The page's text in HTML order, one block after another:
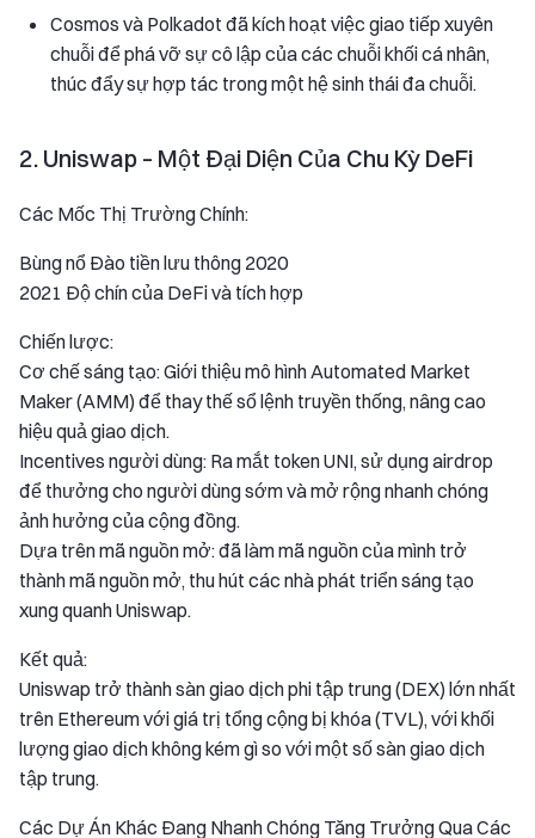
Cosmos và Polkadot đã kích hoạt việc giao tiếp xuyên
chuỗi để phá vỡ sự cô lập của các chuỗi khối cá nhân,
thúc đẩy sự hợp tác trong một hệ sinh thái đa chuỗi.
2. Uniswap – Một Đại Diện Của Chu Kỳ DeFi
Các Mốc Thị Trường Chính:
Bùng nổ Đào tiền lưu thông 2020
2021 Độ chín của DeFi và tích hợp
Chiến lược:
Cơ chế sáng tạo: Giới thiệu mô hình Automated Market
Maker (AMM) để thay thế sổ lệnh truyền thống, nâng cao
hiệu quả giao dịch.
Incentives người dùng: Ra mắt token UNI, sử dụng airdrop
để thưởng cho người dùng sớm và mở rộng nhanh chóng
ảnh hưởng của cộng đồng.
Dựa trên mã nguồn mở: đã làm mã nguồn của mình trở
thành mã nguồn mở, thu hút các nhà phát triển sáng tạo
xung quanh Uniswap.
Kết quả:
Uniswap trở thành sàn giao dịch phi tập trung (DEX) lớn nhất
trên Ethereum với giá trị tổng cộng bị khóa (TVL), với khối
lượng giao dịch không kém gì so với một số sàn giao dịch
tập trung.
Các Dự Án Khác Đang Nhanh Chóng Tăng Trưởng Qua Các